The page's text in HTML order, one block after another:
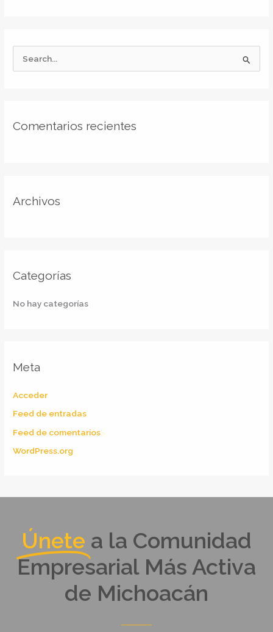
a
Comentarios recientes
Archivos
Categorías
No hay categorías
Meta
Acceder
Feed de entradas
Feed de comentarios
WordPress.org
Únete a la Comunidad
Empresarial Más Activa
de Michoacán